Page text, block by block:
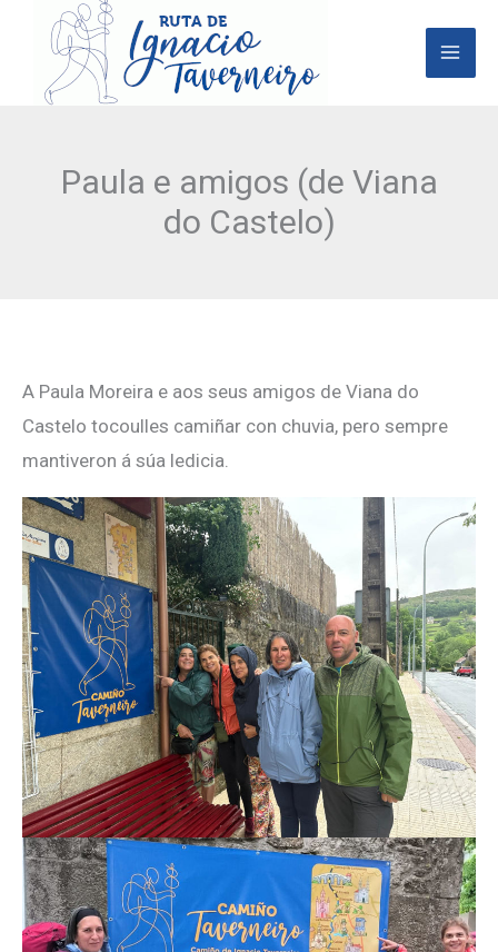
contenido
Paula e amigos (de Viana
do Castelo)
A Paula Moreira e aos seus amigos de Viana do
Castelo tocoulles camiñar con chuvia, pero sempre
mantiveron á súa ledicia.